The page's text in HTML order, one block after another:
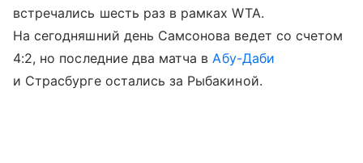
встречались шесть раз в рамках WTA.
На сегодняшний день Самсонова ведет со счетом
4:2, но последние два матча вАбу-Даби
и Страсбурге остались за Рыбакиной.